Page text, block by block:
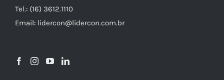
Tel.: (16) 3612.1110
Email: lidercon@lidercon.com.br